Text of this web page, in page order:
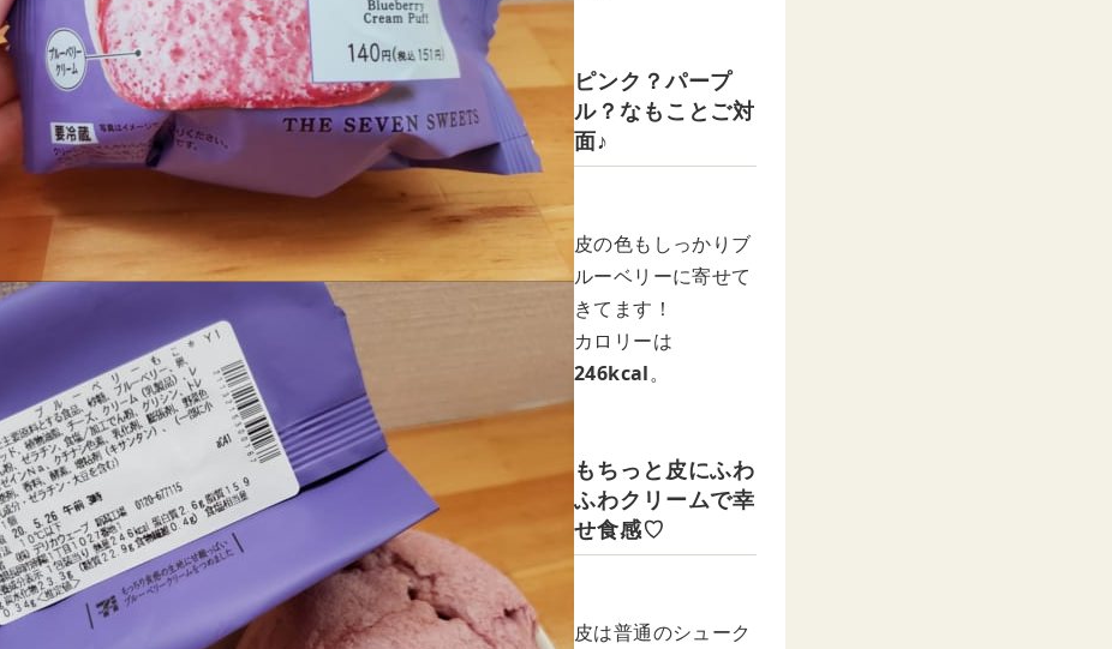
ピンク？パープ
ル？なもことご対
面♪
皮の色もしっかりブ
ルーベリーに寄せて
きてます！
カロリーは
246kcal。
もちっと皮にふわ
ふわクリームで幸
せ食感♡
皮は普通のシューク